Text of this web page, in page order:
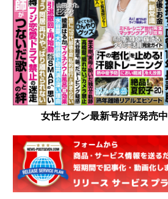
女性セブン最新号好評発売中